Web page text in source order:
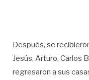
Después, se
Jesús, Arturo, Carlos
regresaron a sus